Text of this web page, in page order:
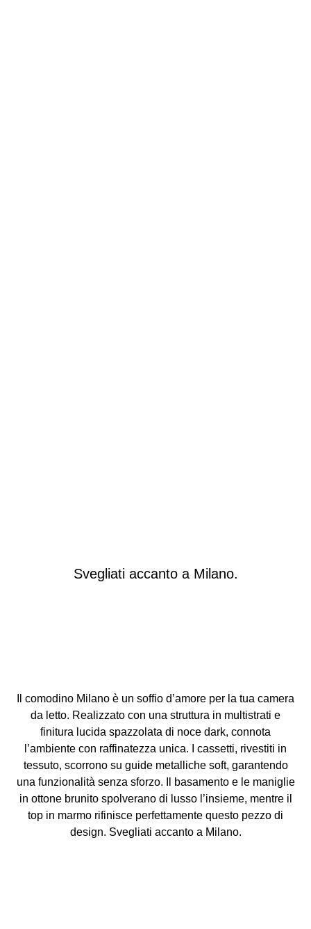
Svegliati accanto a Milano.
Il comodino Milano è un soffio d’amore per la tua camera
da letto. Realizzato con una struttura in multistrati e
finitura lucida spazzolata di noce dark, connota
l’ambiente con raffinatezza unica. I cassetti, rivestiti in
tessuto, scorrono su guide metalliche soft, garantendo
una funzionalità senza sforzo. Il basamento e le maniglie
in ottone brunito spolverano di lusso l’insieme, mentre il
top in marmo rifinisce perfettamente questo pezzo di
design. Svegliati accanto a Milano.